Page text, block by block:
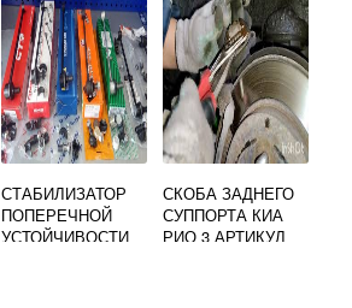
СТАБИЛИЗАТОР
ПОПЕРЕЧНОЙ
УСТОЙЧИВОСТИ
СКОБА ЗАДНЕГО
СУППОРТА КИА
РИО 3 АРТИКУЛ